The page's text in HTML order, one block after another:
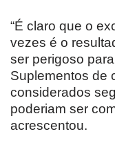
“É claro que o
vezes é o
ser perigoso
Suplementos de
considerados
poderiam ser
acrescentou.